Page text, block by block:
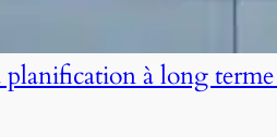
planification à long